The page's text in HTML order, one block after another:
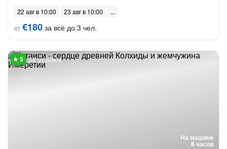
22 авг в 10:00
23 авг в 10:00
от€180 за всё до 3 чел.
На машине
6 часов
68 отзывов